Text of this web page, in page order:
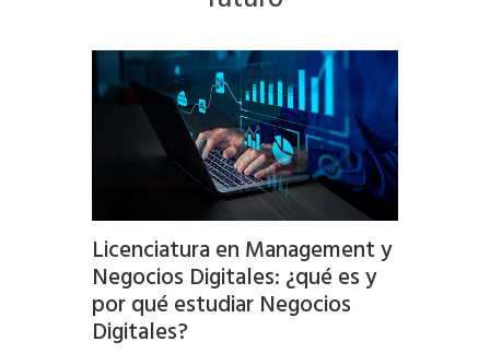
Licenciatura en Management y
Negocios Digitales: ¿qué es y
por qué estudiar Negocios
Digitales?